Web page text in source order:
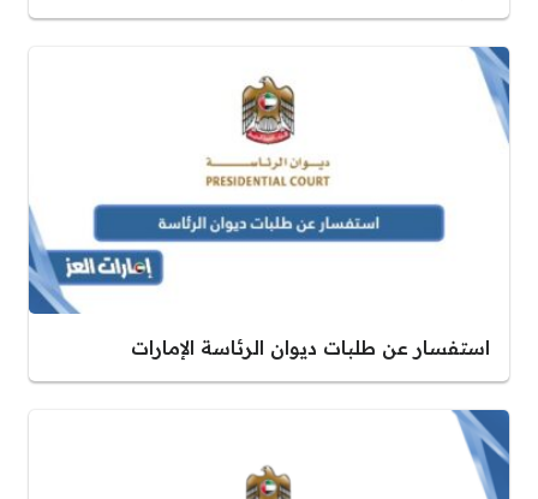
استفسار عن طلبات ديوان الرئاسة الإمارات